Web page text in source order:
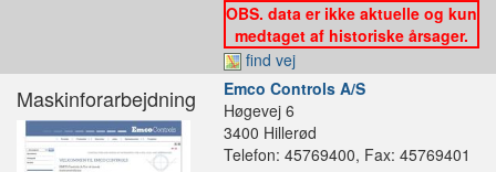
OBS. data er ikke aktuelle og kun
medtaget af historiske årsager.
find vej
Maskinforarbejdning
Emco Controls A/S
Høgevej 6
3400 Hillerød
Telefon: 45769400, Fax: 45769401